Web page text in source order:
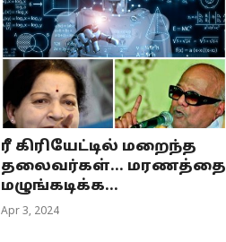
ரீ கிரியேட்டில் மறைந்த
தலைவர்கள்... மரணத்தை
மழுங்கடிக்க...
Apr 3, 2024